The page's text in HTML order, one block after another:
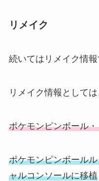
リメイク
続いてはリメイク情報
リメイク情報としては
ポケモンピンボール
ポケモンピンボール
ャルコンソールに移植